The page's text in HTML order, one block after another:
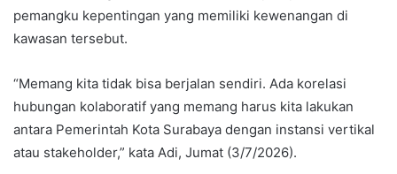
pemangku kepentingan yang memiliki kewenangan di
kawasan tersebut.
“Memang kita tidak bisa berjalan sendiri. Ada korelasi
hubungan kolaboratif yang memang harus kita lakukan
antara Pemerintah Kota Surabaya dengan instansi vertikal
atau stakeholder,” kata Adi, Jumat (3/7/2026).